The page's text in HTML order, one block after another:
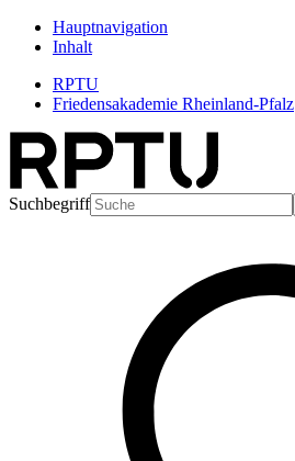
Hauptnavigation
Inhalt
RPTU
Friedensakademie Rheinland-Pfalz
Suchbegriff